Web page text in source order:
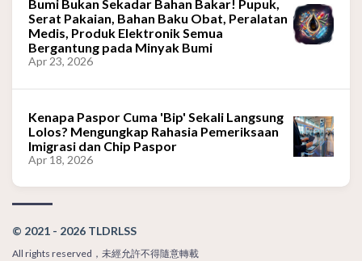
Bumi Bukan Sekadar Bahan Bakar! Pupuk,
Serat Pakaian, Bahan Baku Obat, Peralatan
Medis, Produk Elektronik Semua
Bergantung pada Minyak Bumi
Apr 23, 2026
Kenapa Paspor Cuma 'Bip' Sekali Langsung
Lolos? Mengungkap Rahasia Pemeriksaan
Imigrasi dan Chip Paspor
Apr 18, 2026
© 2021 - 2026 TLDRLSS
All rights reserved，未經允許不得隨意轉載